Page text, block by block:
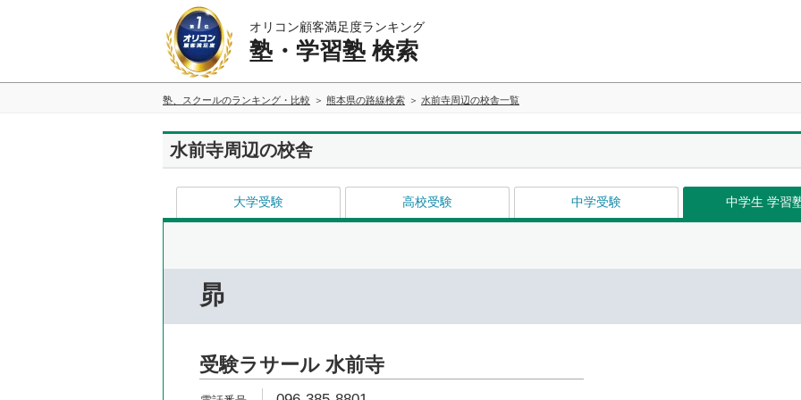
オリコン顧客満足度ランキング
塾・学習塾 検索
塾、スクールのランキング・比較 熊本県の路線検索 水前寺周辺の校舎一覧
水前寺周辺の校舎
大学受験 高校受験 中学受験 中学生 学習
昴
受験ラサール 水前寺